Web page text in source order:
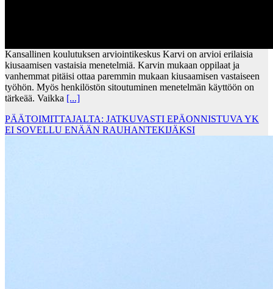
Kansallinen koulutuksen arviointikeskus Karvi on arvioi erilaisia
kiusaamisen vastaisia menetelmiä. Karvin mukaan oppilaat ja
vanhemmat pitäisi ottaa paremmin mukaan kiusaamisen vastaiseen
työhön. Myös henkilöstön sitoutuminen menetelmän käyttöön on
tärkeää. Vaikka [...]
PÄÄTOIMITTAJALTA: JATKUVASTI EPÄONNISTUVA YK
EI SOVELLU ENÄÄN RAUHANTEKIJÄKSI